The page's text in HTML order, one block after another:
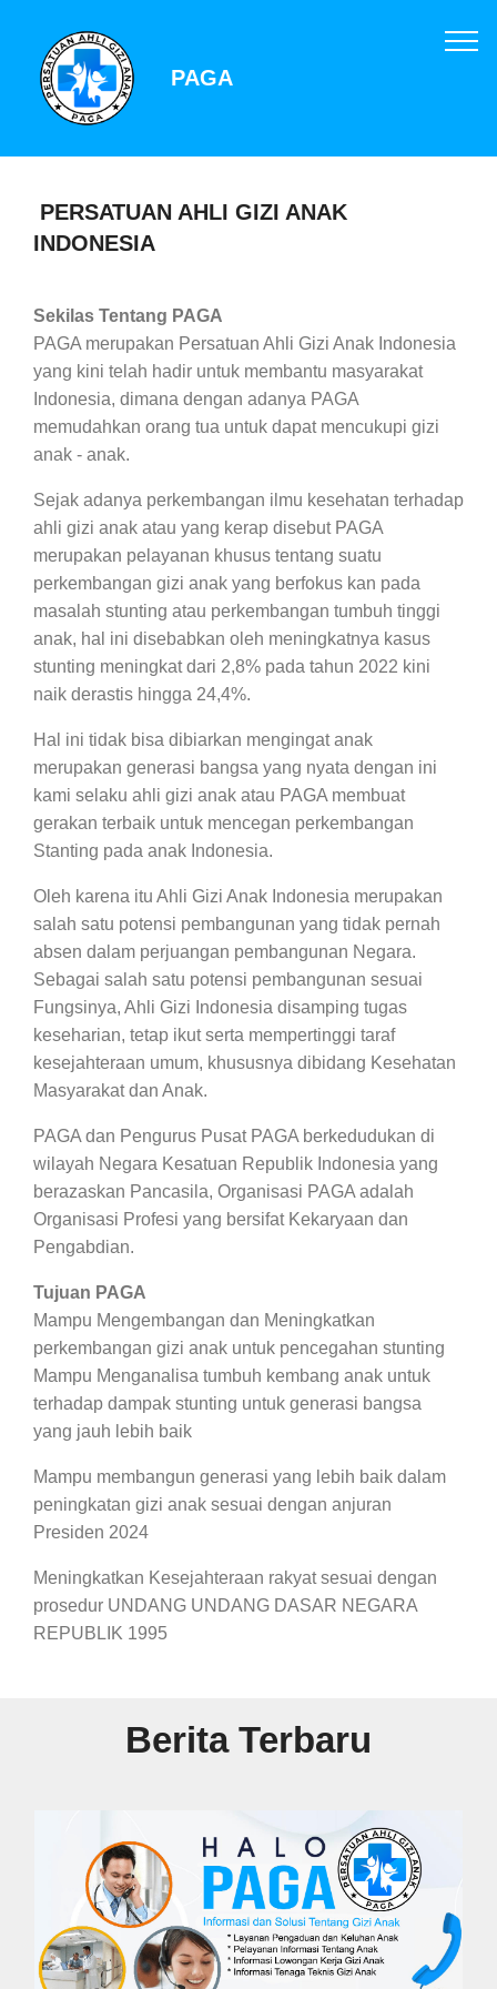
PAGA
PERSATUAN AHLI GIZI ANAK
INDONESIA
Sekilas Tentang PAGA
PAGA merupakan Persatuan Ahli Gizi Anak Indonesia
yang kini telah hadir untuk membantu masyarakat
Indonesia, dimana dengan adanya PAGA
memudahkan orang tua untuk dapat mencukupi gizi
anak - anak.
Sejak adanya perkembangan ilmu kesehatan terhadap
ahli gizi anak atau yang kerap disebut PAGA
merupakan pelayanan khusus tentang suatu
perkembangan gizi anak yang berfokus kan pada
masalah stunting atau perkembangan tumbuh tinggi
anak, hal ini disebabkan oleh meningkatnya kasus
stunting meningkat dari 2,8% pada tahun 2022 kini
naik derastis hingga 24,4%.
Hal ini tidak bisa dibiarkan mengingat anak
merupakan generasi bangsa yang nyata dengan ini
kami selaku ahli gizi anak atau PAGA membuat
gerakan terbaik untuk mencegan perkembangan
Stanting pada anak Indonesia.
Oleh karena itu Ahli Gizi Anak Indonesia merupakan
salah satu potensi pembangunan yang tidak pernah
absen dalam perjuangan pembangunan Negara.
Sebagai salah satu potensi pembangunan sesuai
Fungsinya, Ahli Gizi Indonesia disamping tugas
keseharian, tetap ikut serta mempertinggi taraf
kesejahteraan umum, khususnya dibidang Kesehatan
Masyarakat dan Anak.
PAGA dan Pengurus Pusat PAGA berkedudukan di
wilayah Negara Kesatuan Republik Indonesia yang
berazaskan Pancasila, Organisasi PAGA adalah
Organisasi Profesi yang bersifat Kekaryaan dan
Pengabdian.
Tujuan PAGA
Mampu Mengembangan dan Meningkatkan
perkembangan gizi anak untuk pencegahan stunting
Mampu Menganalisa tumbuh kembang anak untuk
terhadap dampak stunting untuk generasi bangsa
yang jauh lebih baik
Mampu membangun generasi yang lebih baik dalam
peningkatan gizi anak sesuai dengan anjuran
Presiden 2024
Meningkatkan Kesejahteraan rakyat sesuai dengan
prosedur UNDANG UNDANG DASAR NEGARA
REPUBLIK 1995
Berita Terbaru